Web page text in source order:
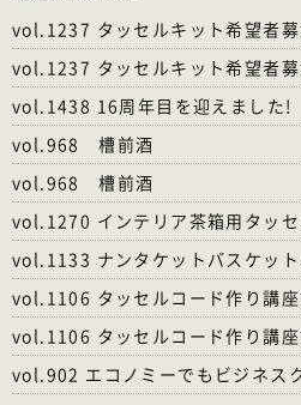
vol.1237 タッセルキット希望者
vol.1237 タッセルキット希望者
vol.1438 16周年目を迎えました!
vol.968 槽前酒
vol.968 槽前酒
vol.1270 インテリア茶箱用タッ
vol.1133 ナンタケットバスケッ
vol.1106 タッセルコード作り講
vol.1106 タッセルコード作り講
vol.902 エコノミーでもビジネス